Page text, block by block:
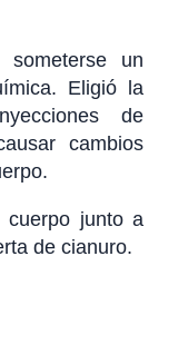
un
Eligió la
de
cambios
junto a
de cianuro.